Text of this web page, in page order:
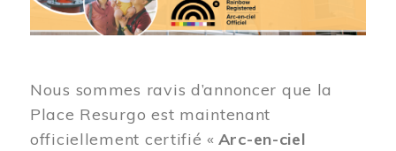
Nous sommes ravis d’annoncer que la
Place Resurgo est maintenant
officiellement certifié « Arc-en-ciel